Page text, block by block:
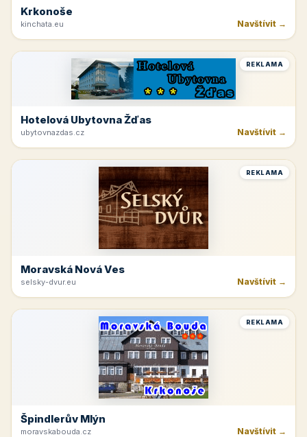
Krkonoše
kinchata.eu Navštívit →
REKLAMA
Hotelová Ubytovna Žďas
ubytovnazdas.cz Navštívit →
REKLAMA
Moravská Nová Ves
selsky-dvur.eu Navštívit →
REKLAMA
Špindlerův Mlýn
moravskabouda.cz Navštívit →